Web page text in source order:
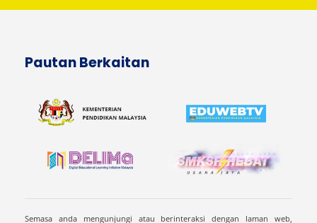
Pautan Berkaitan
Semasa anda mengunjungi atau berinteraksi dengan laman web,